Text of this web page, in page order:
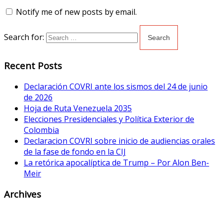
Notify me of new posts by email.
Search for:
Recent Posts
Declaración COVRI ante los sismos del 24 de junio
de 2026
Hoja de Ruta Venezuela 2035
Elecciones Presidenciales y Política Exterior de
Colombia
Declaracion COVRI sobre inicio de audiencias orales
de la fase de fondo en la CIJ
La retórica apocalíptica de Trump – Por Alon Ben-
Meir
Archives